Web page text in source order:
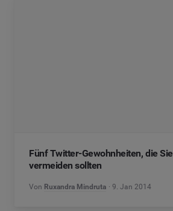
Fünf Twitter-Gewohnheiten, die Sie
vermeiden sollten
Von Ruxandra Mindruta 9. Jan 2014